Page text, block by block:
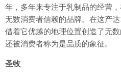
年，多年来专注于乳制品的经营
无数消费者信赖的品牌。在这产
借着它优越的地理位置创造了无
还被消费者称为是品质的象征。
圣牧